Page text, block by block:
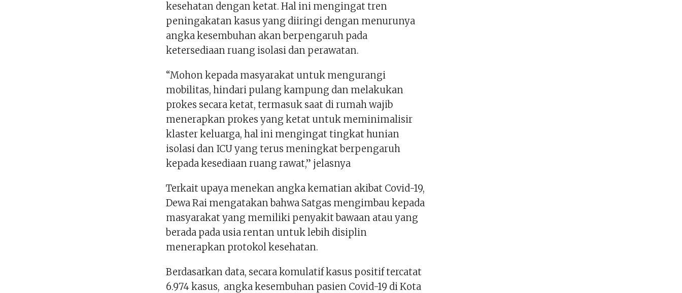
kesehatan dengan ketat. Hal ini mengingat tren
peningakatan kasus yang diiringi dengan menurunya
angka kesembuhan akan berpengaruh pada
ketersediaan ruang isolasi dan perawatan.
“Mohon kepada masyarakat untuk mengurangi
mobilitas, hindari pulang kampung dan melakukan
prokes secara ketat, termasuk saat di rumah wajib
menerapkan prokes yang ketat untuk meminimalisir
klaster keluarga, hal ini mengingat tingkat hunian
isolasi dan ICU yang terus meningkat berpengaruh
kepada kesediaan ruang rawat,” jelasnya
Terkait upaya menekan angka kematian akibat Covid-19,
Dewa Rai mengatakan bahwa Satgas mengimbau kepada
masyarakat yang memiliki penyakit bawaan atau yang
berada pada usia rentan untuk lebih disiplin
menerapkan protokol kesehatan.
Berdasarkan data, secara komulatif kasus positif tercatat
6.974 kasus, angka kesembuhan pasien Covid-19 di Kota